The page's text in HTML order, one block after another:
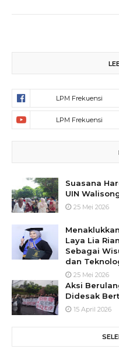
Suasana
UIN
25 Mei 2026
Laya Lia
Sebagai
dan
25 Mei 2026
Aksi
Didesak
15 April 2026